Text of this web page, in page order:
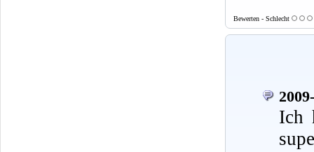
Bewerten - Schlecht
Ich